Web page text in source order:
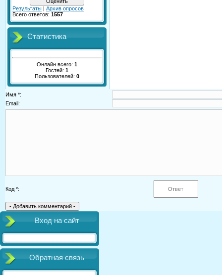
Результаты | Архив опросов
Всего ответов: 1557
Статистика
Онлайн всего: 1
Гостей: 1
Пользователей: 0
Имя *:
Email:
Код *:
Вход на сайт
Обратная связь